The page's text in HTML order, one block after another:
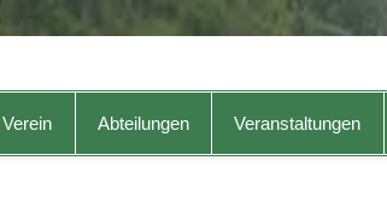
Verein Abteilungen Veranstaltungen